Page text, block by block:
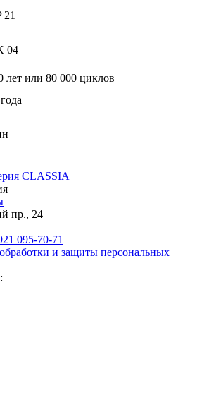
21
04
лет или 80 000 циклов
CLASSIA
пр., 24
095-70-71
и защиты персональных